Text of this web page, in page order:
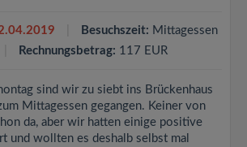
Besuchszeit: Mittagessen
Rechnungsbetrag: 117 EUR
sind wir zu siebt ins Brückenhaus
Mittagessen gegangen. Keiner von
da, aber wir hatten einige positive
und wollten es deshalb selbst mal